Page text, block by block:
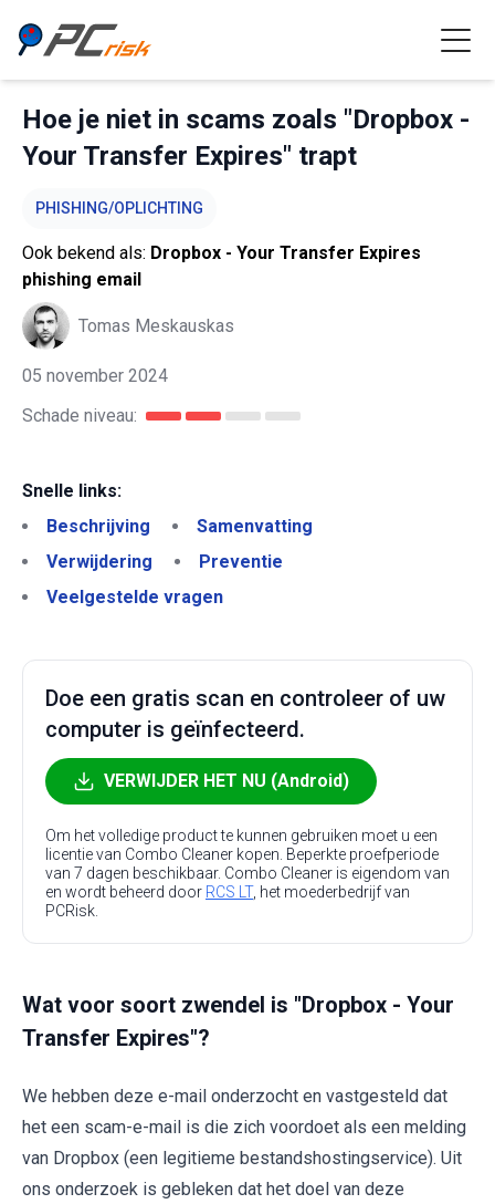
Hoe je niet in scams zoals "Dropbox -
Your Transfer Expires" trapt
PHISHING/OPLICHTING
Ook bekend als: Dropbox - Your Transfer Expires
phishing email
Tomas Meskauskas
05 november 2024
Schade niveau:
Snelle links:
Beschrijving
Samenvatting
Verwijdering
Preventie
Veelgestelde vragen
Doe een gratis scan en controleer of uw
computer is geïnfecteerd.
VERWIJDER HET NU (Android)
Om het volledige product te kunnen gebruiken moet u een
licentie van Combo Cleaner kopen. Beperkte proefperiode
van 7 dagen beschikbaar. Combo Cleaner is eigendom van
en wordt beheerd door RCS LT, het moederbedrijf van
PCRisk.
Wat voor soort zwendel is "Dropbox - Your
Transfer Expires"?
We hebben deze e-mail onderzocht en vastgesteld dat
het een scam-e-mail is die zich voordoet als een melding
van Dropbox (een legitieme bestandshostingservice). Uit
ons onderzoek is gebleken dat het doel van deze